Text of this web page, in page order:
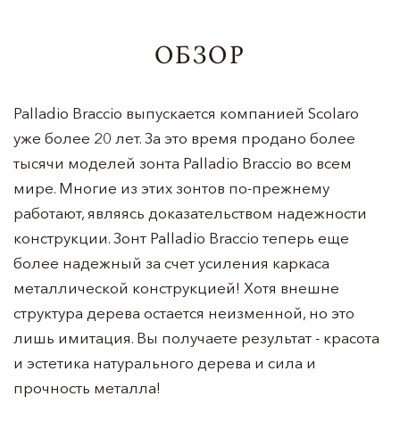
ОБЗОР
Palladio Braccio выпускается компанией Scolaro
уже более 20 лет. За это время продано более
тысячи моделей зонта Palladio Braccio во всем
мире. Многие из этих зонтов по-прежнему
работают, являясь доказательством надежности
конструкции. Зонт Palladio Braccio теперь еще
более надежный за счет усиления каркаса
металлической конструкцией! Хотя внешне
структура дерева остается неизменной, но это
лишь имитация. Вы получаете результат - красота
и эстетика натурального дерева и сила и
прочность металла!